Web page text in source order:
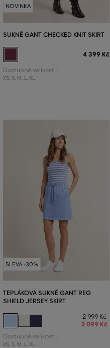
NOVINKA
SUKNĚ GANT CHECKED KNIT SKIRT
4 399 Kč
Dostupné velikosti:
XS, S, M, L, XL
SLEVA -30%
TEPLÁKOVÁ SUKNĚ GANT REG
SHIELD JERSEY SKIRT
2 999 Kč
2 099 Kč
Dostupné velikosti:
XS, S, M L XL